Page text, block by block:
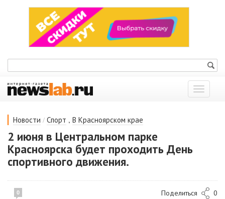
Показать
меню
Новости / Спорт , В Красноярском крае
2 июня в Центральном парке
Красноярска будет проходить День
спортивного движения.
0 Поделиться 0